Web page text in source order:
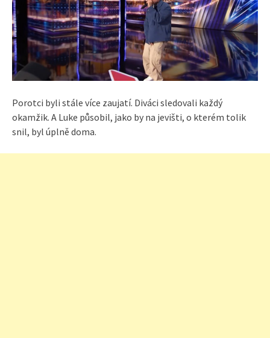
Porotci byli stále více zaujatí. Diváci sledovali každý
okamžik. A Luke působil, jako by na jevišti, o kterém tolik
snil, byl úplně doma.